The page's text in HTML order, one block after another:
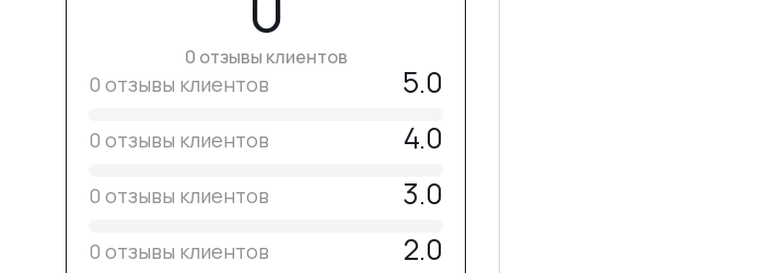
0 отзывы клиентов
0 отзывы клиентов 5.0
0 отзывы клиентов 4.0
0 отзывы клиентов 3.0
0 отзывы клиентов 2.0